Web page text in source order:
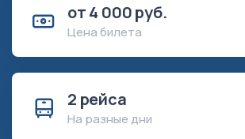
от 4 000 руб.
Цена билета
2 рейса
На разные дни